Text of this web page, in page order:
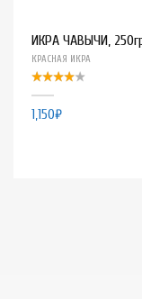
ИКРА ЧАВЫЧИ,
КРАСНАЯ ИКРА
1,150₽